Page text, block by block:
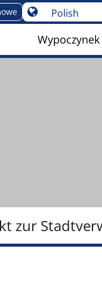
zur